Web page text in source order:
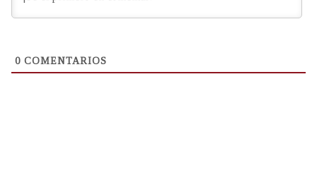
0 COMENTARIOS